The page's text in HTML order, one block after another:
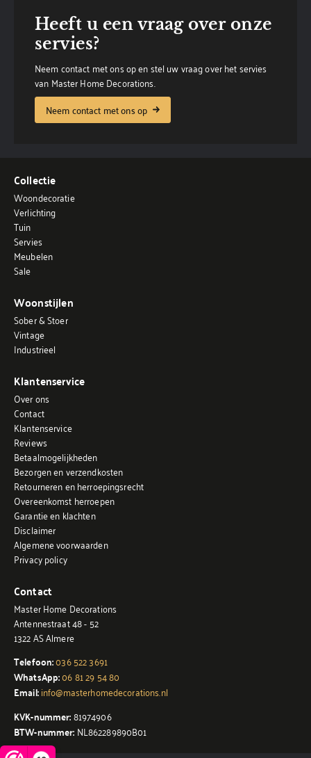
Heeft u een vraag over onze
servies?
Neem contact met ons op en stel uw vraag over het servies
van Master Home Decorations.
Neem contact met ons op
Collectie
Woondecoratie
Verlichting
Tuin
Servies
Meubelen
Sale
Woonstijlen
Sober & Stoer
Vintage
Industrieel
Klantenservice
Over ons
Contact
Klantenservice
Reviews
Betaalmogelijkheden
Bezorgen en verzendkosten
Retourneren en herroepingsrecht
Overeenkomst herroepen
Garantie en klachten
Disclaimer
Algemene voorwaarden
Privacy policy
Contact
Master Home Decorations
Antennestraat 48 - 52
1322 AS Almere
Telefoon:036 522 3691
WhatsApp:06 81 29 54 80
Email:info@masterhomedecorations.nl
KVK-nummer:81974906
BTW-nummer: NL862289890B01